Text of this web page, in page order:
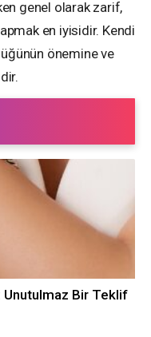
genel olarak zarif,
en iyisidir. Kendi
önemine ve
Unutulmaz Bir Teklif